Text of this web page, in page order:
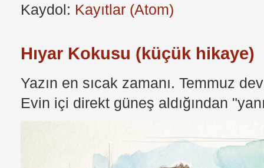
Kaydol: Kayıtlar (Atom)
Hıyar Kokusu (küçük hikaye)
Yazın en sıcak zamanı. Temmuz
Evin içi direkt güneş aldığından